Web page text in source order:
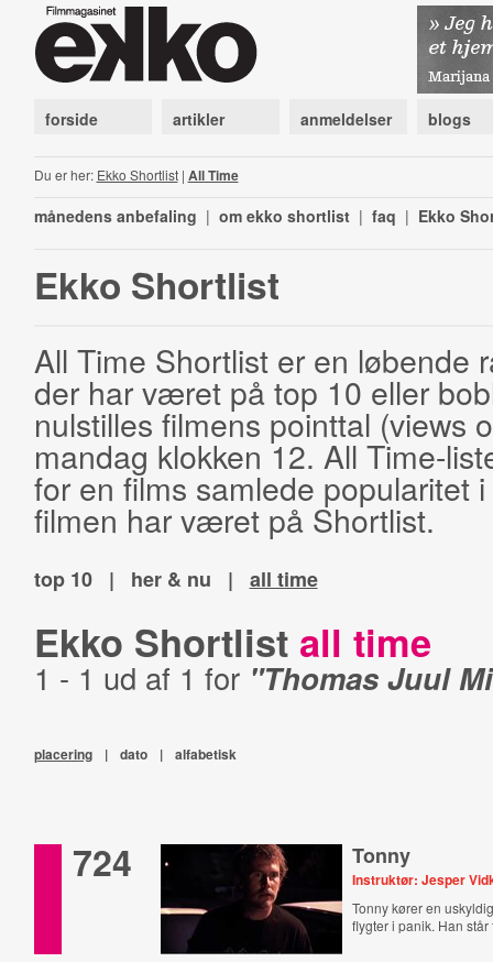
forside artikler anmeldelser blogs
Du er her: Ekko Shortlist| All Time
månedens anbefaling | om ekko shortlist | faq | Ekko
Ekko Shortlist
All Time Shortlist er en løbende
der har været på top 10 eller
nulstilles filmens pointtal (views
mandag klokken 12. All Time-
for en films samlede popularitet
filmen har været på Shortlist.
top 10 | her & nu | all time
Ekko Shortlist all time
1 - 1 ud af 1 for "Thomas Juul
placering | dato | alfabetisk
724 Tonny
Instruktør: Jesper
Tonny kører en
flygter i panik. Han står